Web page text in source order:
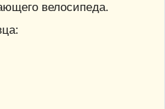
велосипеда.